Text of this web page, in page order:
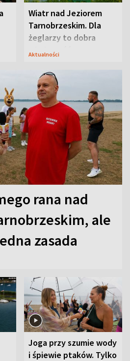
Wiatr nad Jeziorem
Tarnobrzeskim. Dla
żeglarzy to dobra
wiadomość
Aktualności
rana nad
ale
zasada
Joga przy szumie wody
i śpiewie ptaków. Tylko